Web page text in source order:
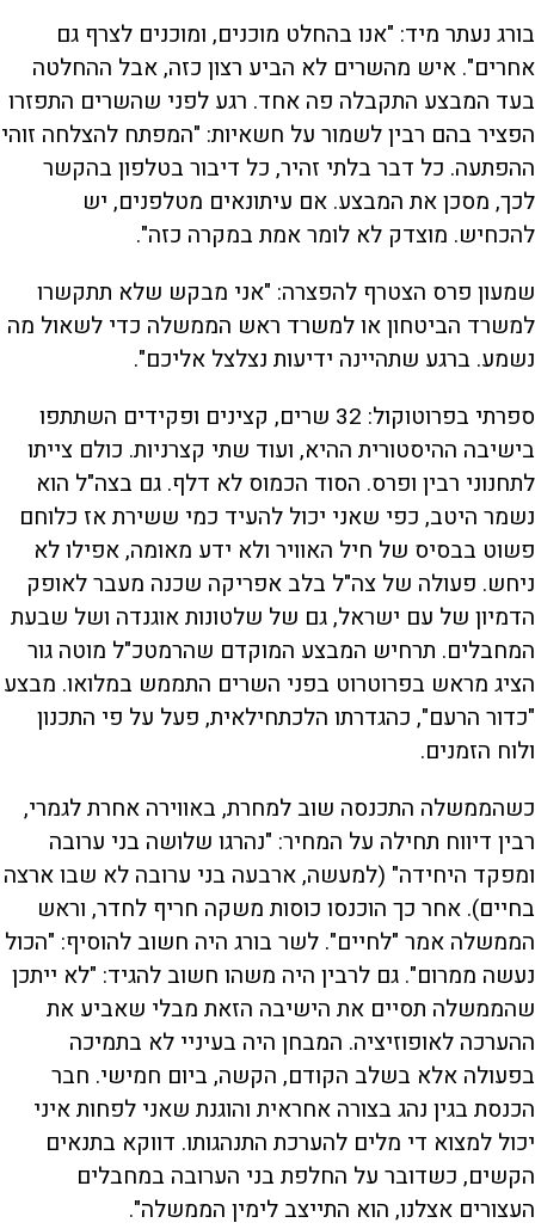
בורג נעתר מיד: "אנו בהחלט מוכנים, ומוכנים לצרף גם
אחרים". איש מהשרים לא הביע רצון כזה, אבל ההחלטה
בעד המבצע התקבלה פה אחד. רגע לפני שהשרים התפזרו
הפציר בהם רבין לשמור על חשאיות: "המפתח להצלחה זוהי
ההפתעה. כל דבר בלתי זהיר, כל דיבור בטלפון בהקשר
לכך, מסכן את המבצע. אם עיתונאים מטלפנים, יש
להכחיש. מוצדק לא לומר אמת במקרה כזה".
שמעון פרס הצטרף להפצרה: "אני מבקש שלא תתקשרו
למשרד הביטחון או למשרד ראש הממשלה כדי לשאול מה
נשמע. ברגע שתהיינה ידיעות נצלצל אליכם".
ספרתי בפרוטוקול: 32 שרים, קצינים ופקידים השתתפו
בישיבה ההיסטורית ההיא, ועוד שתי קצרניות. כולם צייתו
לתחנוני רבין ופרס. הסוד הכמוס לא דלף. גם בצה"ל הוא
נשמר היטב, כפי שאני יכול להעיד כמי ששירת אז כלוחם
פשוט בבסיס של חיל האוויר ולא ידע מאומה, אפילו לא
ניחש. פעולה של צה"ל בלב אפריקה שכנה מעבר לאופק
הדמיון של עם ישראל, גם של שלטונות אוגנדה ושל שבעת
המחבלים. תרחיש המבצע המוקדם שהרמטכ"ל מוטה גור
הציג מראש בפרוטרוט בפני השרים התממש במלואו. מבצע
"כדור הרעם", כהגדרתו הלכתחילאית, פעל על פי התכנון
ולוח הזמנים.
כשהממשלה התכנסה שוב למחרת, באווירה אחרת לגמרי,
רבין דיווח תחילה על המחיר: "נהרגו שלושה בני ערובה
ומפקד היחידה" (למעשה, ארבעה בני ערובה לא שבו ארצה
בחיים). אחר כך הוכנסו כוסות משקה חריף לחדר, וראש
הממשלה אמר "לחיים". לשר בורג היה חשוב להוסיף: "הכול
נעשה ממרום". גם לרבין היה משהו חשוב להגיד: "לא ייתכן
שהממשלה תסיים את הישיבה הזאת מבלי שאביע את
ההערכה לאופוזיציה. המבחן היה בעיניי לא בתמיכה
בפעולה אלא בשלב הקודם, הקשה, ביום חמישי. חבר
הכנסת בגין נהג בצורה אחראית והוגנת שאני לפחות איני
יכול למצוא די מלים להערכת התנהגותו. דווקא בתנאים
הקשים, כשדובר על החלפת בני הערובה במחבלים
העצורים אצלנו, הוא התייצב לימין הממשלה".